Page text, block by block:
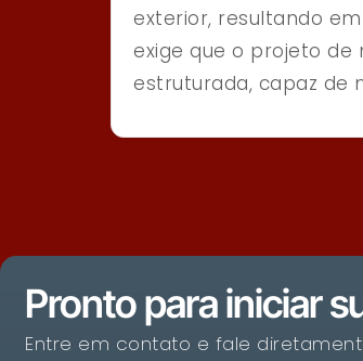
exterior, resultando
exige que o projeto de
estruturada, capaz de
Pronto para iniciar
Entre em contato e fale